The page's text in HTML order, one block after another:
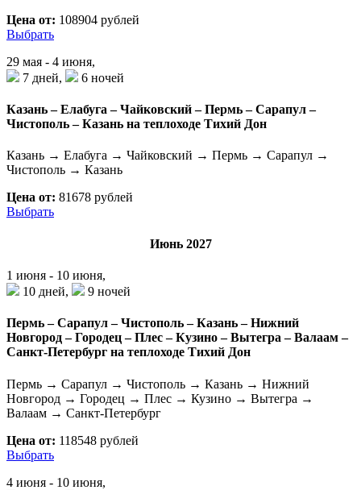
Цена от: 108904 рублей
Выбрать
29 мая - 4 июня,
7 дней,
6 ночей
Казань – Елабуга – Чайковский – Пермь – Сарапул –
Чистополь – Казань на теплоходе Тихий Дон
Казань → Елабуга → Чайковский → Пермь → Сарапул →
Чистополь → Казань
Цена от: 81678 рублей
Выбрать
Июнь 2027
1 июня - 10 июня,
10 дней,
9 ночей
Пермь – Сарапул – Чистополь – Казань – Нижний
Новгород – Городец – Плес – Кузино – Вытегра – Валаам –
Санкт-Петербург на теплоходе Тихий Дон
Пермь → Сарапул → Чистополь → Казань → Нижний
Новгород → Городец → Плес → Кузино → Вытегра →
Валаам → Санкт-Петербург
Цена от: 118548 рублей
Выбрать
4 июня - 10 июня,